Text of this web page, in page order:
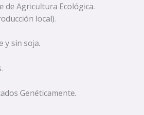
de Agricultura Ecológica.
local).
y sin soja.
Genéticamente.